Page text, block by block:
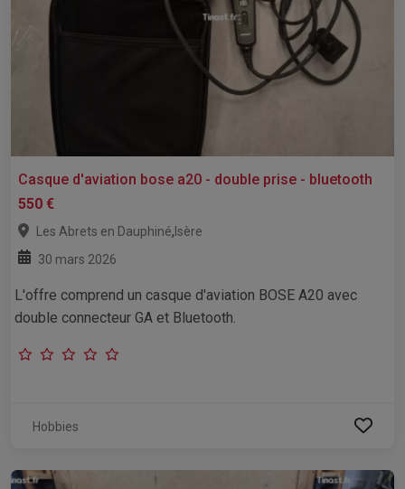
Casque d'aviation bose a20 - double prise - bluetooth
550 €
Les Abrets en Dauphiné, Isère
30 mars 2026
L'offre comprend un casque d'aviation BOSE A20 avec
double connecteur GA et Bluetooth.
Hobbies